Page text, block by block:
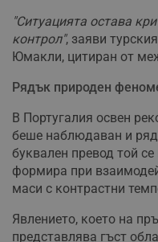
"Ситуацията остава
контрол", заяви
Юмакли, цитиран от
Рядък природен
В Португалия освен
беше наблюдаван и
буквален превод той се
формира при
маси с контрастни
Явлението, което на
представлява гъст